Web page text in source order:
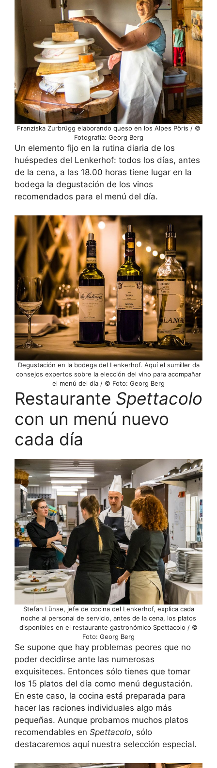
Franziska Zurbrügg elaborando queso en los Alpes Pöris / ©
Fotografía: Georg Berg
Un elemento fijo en la rutina diaria de los
huéspedes del Lenkerhof: todos los días, antes
de la cena, a las 18.00 horas tiene lugar en la
bodega la degustación de los vinos
recomendados para el menú del día.
Degustación en la bodega del Lenkerhof. Aquí el sumiller da
consejos expertos sobre la elección del vino para acompañar
el menú del día / © Foto: Georg Berg
Restaurante Spettacolo
con un menú nuevo
cada día
Stefan Lünse, jefe de cocina del Lenkerhof, explica cada
noche al personal de servicio, antes de la cena, los platos
disponibles en el restaurante gastronómico Spettacolo / ©
Foto: Georg Berg
Se supone que hay problemas peores que no
poder decidirse ante las numerosas
exquisiteces. Entonces sólo tienes que tomar
los 15 platos del día como menú degustación.
En este caso, la cocina está preparada para
hacer las raciones individuales algo más
pequeñas. Aunque probamos muchos platos
recomendables en Spettacolo, sólo
destacaremos aquí nuestra selección especial.